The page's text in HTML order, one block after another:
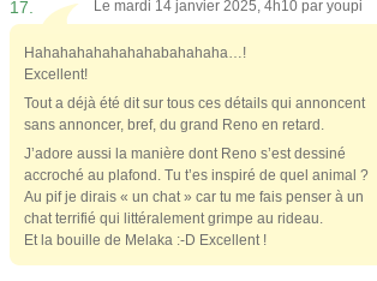
17. Le mardi 14 janvier 2025, 4h10 par youpi
Hahahahahahahahabahahaha…!
Excellent!
Tout a déjà été dit sur tous ces détails qui annoncent
sans annoncer, bref, du grand Reno en retard.
J’adore aussi la manière dont Reno s’est dessiné
accroché au plafond. Tu t’es inspiré de quel animal ?
Au pif je dirais « un chat » car tu me fais penser à un
chat terrifié qui littéralement grimpe au rideau.
Et la bouille de Melaka :⁠-⁠D Excellent !